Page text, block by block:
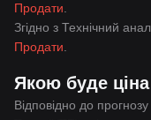
Продати
Згідно з Технічний
Продати
Якою буде
Відповідно до